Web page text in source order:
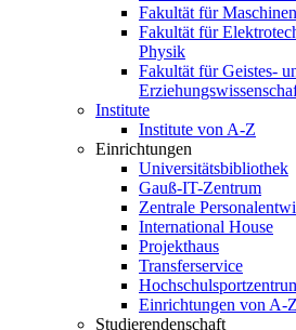
Fakultät für
Fakultät für
Physik
Fakultät für Geistes-
Institute
Institute von A-Z
Einrichtungen
Universitätsbibliothek
Gauß-IT-Zentrum
Zentrale
International House
Projekthaus
Transferservice
Einrichtungen von A-Z
Studierendenschaft